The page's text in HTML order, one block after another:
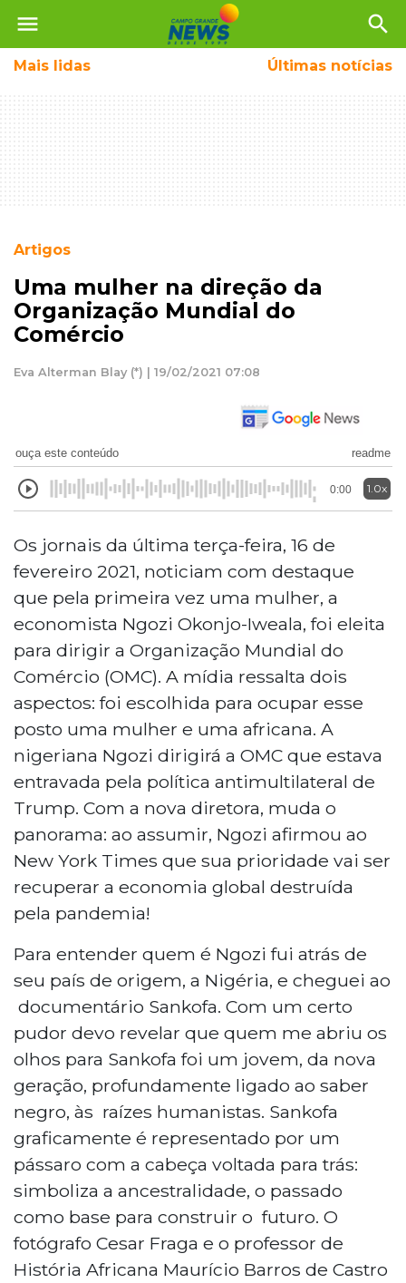
menu search
Mais lidas Últimas notícias
Artigos
Uma mulher na direção da
Organização Mundial do
Comércio
Eva Alterman Blay (*) | 19/02/2021 07:08
ouça este conteúdo readme
0:00 1.0x
Os jornais da última terça-feira, 16 de
fevereiro 2021, noticiam com destaque
que pela primeira vez uma mulher, a
economista Ngozi Okonjo-Iweala, foi eleita
para dirigir a Organização Mundial do
Comércio (OMC). A mídia ressalta dois
aspectos: foi escolhida para ocupar esse
posto uma mulher e uma africana. A
nigeriana Ngozi dirigirá a OMC que estava
entravada pela política antimultilateral de
Trump. Com a nova diretora, muda o
panorama: ao assumir, Ngozi afirmou ao
New York Times que sua prioridade vai ser
recuperar a economia global destruída
pela pandemia!
Para entender quem é Ngozi fui atrás de
seu país de origem, a Nigéria, e cheguei ao
documentário Sankofa. Com um certo
pudor devo revelar que quem me abriu os
olhos para Sankofa foi um jovem, da nova
geração, profundamente ligado ao saber
negro, às raízes humanistas. Sankofa
graficamente é representado por um
pássaro com a cabeça voltada para trás:
simboliza a ancestralidade, o passado
como base para construir o futuro. O
fotógrafo Cesar Fraga e o professor de
História Africana Maurício Barros de Castro